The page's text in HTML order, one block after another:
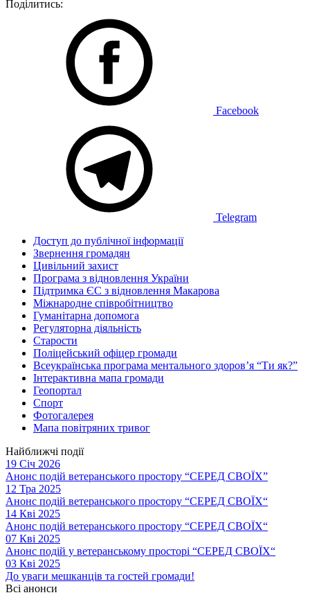
Поділитись:
Facebook
Telegram
Доступ до публічної інформації
Звернення громадян
Цивільний захист
Програма з відновлення України
Підтримка ЄС з відновлення Макарова
Міжнародне співробітництво
Гуманітарна допомога
Регуляторна діяльність
Старости
Поліцейський офіцер громади
Всеукраїнська програма ментального здоров’я “Ти як?”
Інтерактивна мапа громади
Геопортал
Спорт
Фотогалерея
Мапа повітряних тривог
Найближчі події
19 Січ 2026
Анонс подій ветеранського простору “СЕРЕД СВОЇХ”
12 Тра 2025
Анонс подій ветеранського простору “СЕРЕД СВОЇХ“
14 Кві 2025
Анонс подій ветеранського простору “СЕРЕД СВОЇХ“
07 Кві 2025
Анонс подій у ветеранському просторі “СЕРЕД СВОЇХ“
03 Кві 2025
До уваги мешканців та гостей громади!
Всі анонси